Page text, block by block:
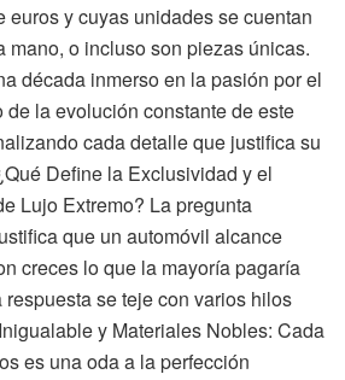
euros y cuyas unidades se cuentan
mano, o incluso son piezas únicas.
década inmerso en la pasión por el
de la evolución constante de este
cada detalle que justifica su
Define la Exclusividad y el
Lujo Extremo? La pregunta
que un automóvil alcance
creces lo que la mayoría pagaría
se teje con varios hilos
y Materiales Nobles: Cada
es una oda a la perfección